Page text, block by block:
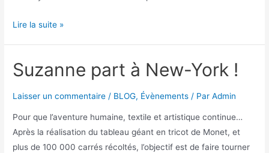
Lire la suite »
Suzanne part à New-York !
Laisser un commentaire / BLOG, Évènements / ParAdmin
Pour que l’aventure humaine, textile et artistique continue…
Après la réalisation du tableau géant en tricot de Monet, et
plus de 100 000 carrés récoltés, l’objectif est de faire tourner